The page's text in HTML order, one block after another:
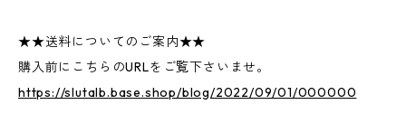
★★送料についてのご案内★★
購入前にこちらのURLをご覧下さいませ。
https://slutalb.base.shop/blog/2022/09/01/000000